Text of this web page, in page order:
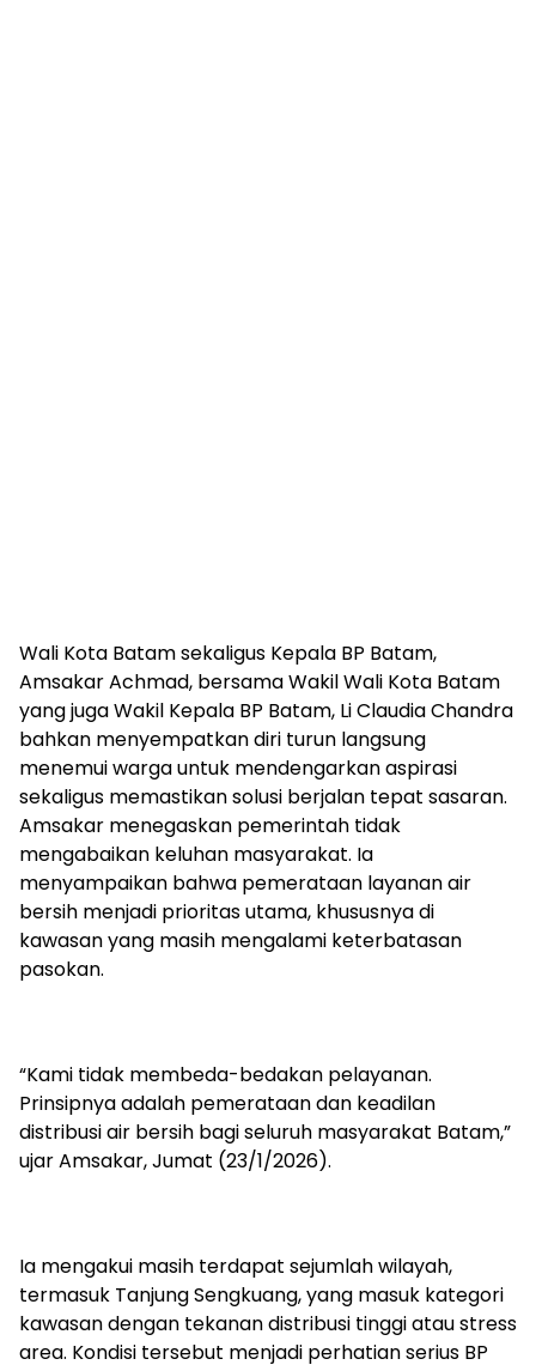
Wali Kota Batam sekaligus Kepala BP Batam,
Amsakar Achmad, bersama Wakil Wali Kota Batam
yang juga Wakil Kepala BP Batam, Li Claudia Chandra
bahkan menyempatkan diri turun langsung
menemui warga untuk mendengarkan aspirasi
sekaligus memastikan solusi berjalan tepat sasaran.
Amsakar menegaskan pemerintah tidak
mengabaikan keluhan masyarakat. Ia
menyampaikan bahwa pemerataan layanan air
bersih menjadi prioritas utama, khususnya di
kawasan yang masih mengalami keterbatasan
pasokan.
“Kami tidak membeda-bedakan pelayanan.
Prinsipnya adalah pemerataan dan keadilan
distribusi air bersih bagi seluruh masyarakat Batam,”
ujar Amsakar, Jumat (23/1/2026).
Ia mengakui masih terdapat sejumlah wilayah,
termasuk Tanjung Sengkuang, yang masuk kategori
kawasan dengan tekanan distribusi tinggi atau stress
area. Kondisi tersebut menjadi perhatian serius BP